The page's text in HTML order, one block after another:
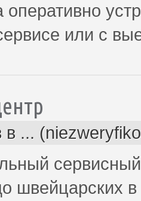
или с
в ...
швейцарских